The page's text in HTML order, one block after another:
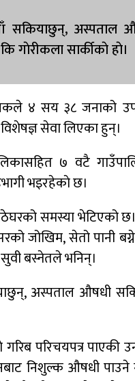
सकियाछुन्, अस्पताल
गाेरीकला सार्कीकाे हाे।
४ सय ३८ जनाको
सेवा लिएका हुन्।
७ वटै
भइरहेकाे छ।
समस्या भेटिएको
जोखिम, सेतो पानी
सुवी बस्नेतले भनिन्।
अस्पताल औषधी
परिचयपत्र पाएकी
निशुल्क औषधी